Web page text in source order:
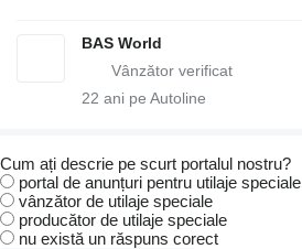
BAS World
22 ani pe Autoline
Cum ați descrie pe scurt portalul nostru?
portal de anunțuri pentru utilaje speciale
vânzător de utilaje speciale
producător de utilaje speciale
nu există un răspuns corect